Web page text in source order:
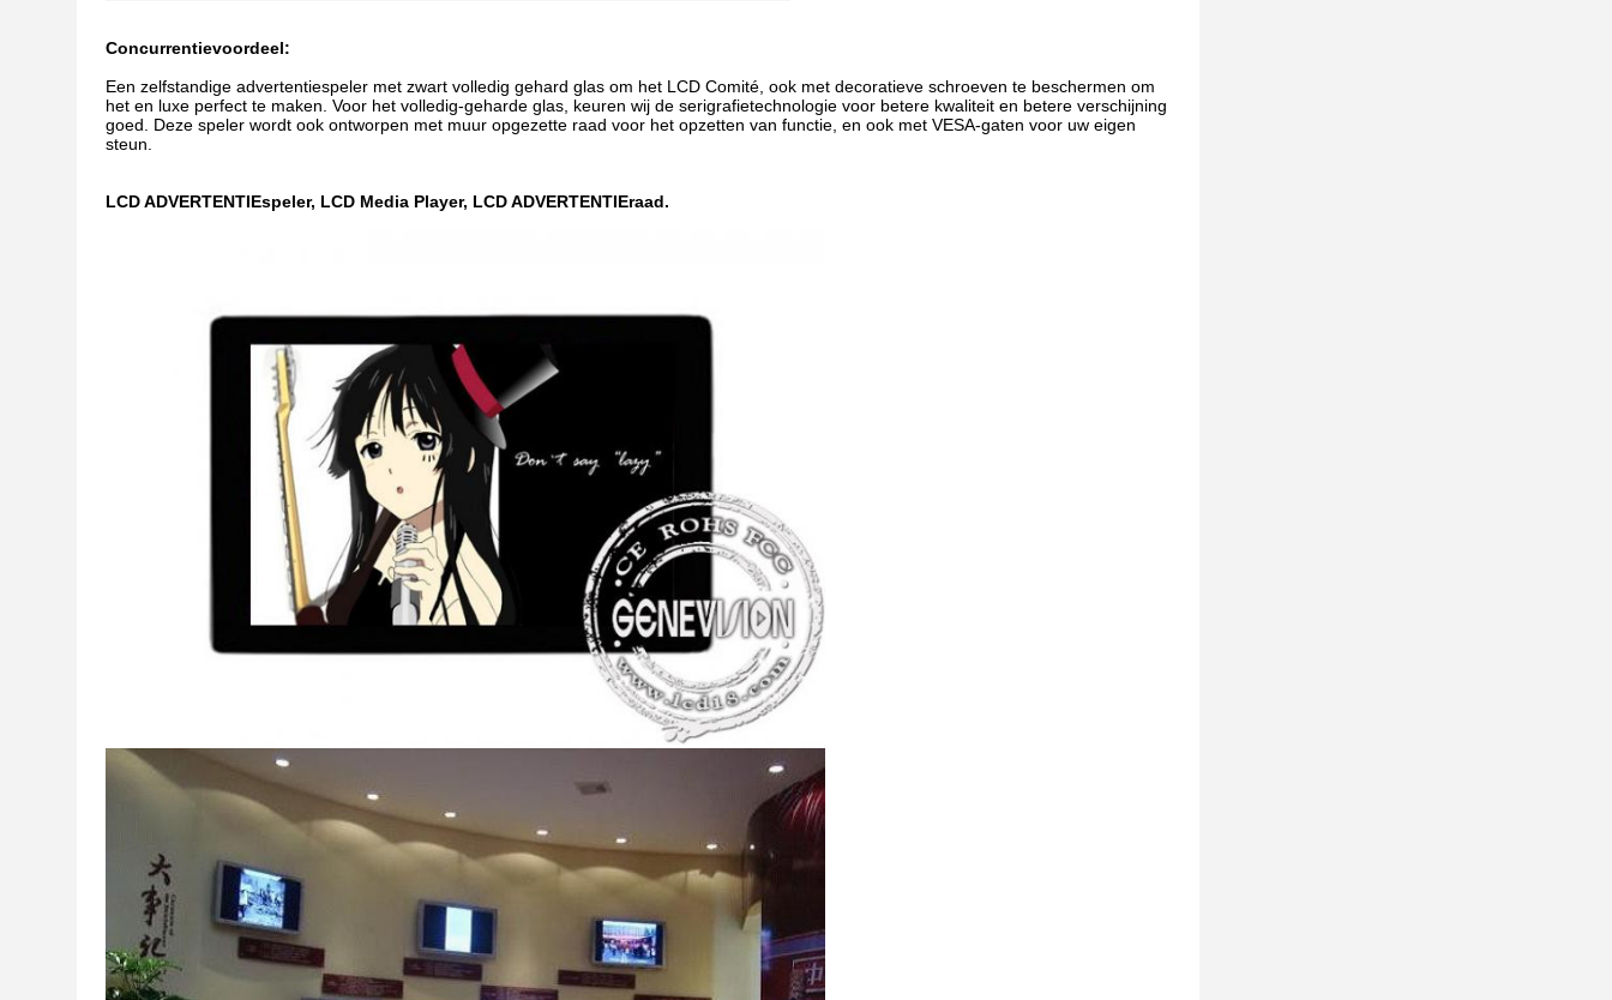
Concurrentievoordeel:
Een zelfstandige advertentiespeler met zwart volledig gehard glas om het LCD Comité, ook met decoratieve schroeven te beschermen om
het en luxe perfect te maken. Voor het volledig-geharde glas, keuren wij de serigrafietechnologie voor betere kwaliteit en betere verschijning
goed. Deze speler wordt ook ontworpen met muur opgezette raad voor het opzetten van functie, en ook met VESA-gaten voor uw eigen
steun.
LCD ADVERTENTIEspeler, LCD Media Player, LCD ADVERTENTIEraad.